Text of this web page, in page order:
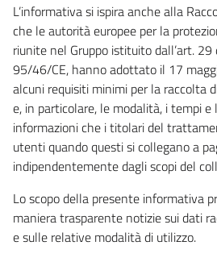
L’informativa si ispira anche alla
che le autorità europee per la
riunite nel Gruppo istituito dall’art.
95/46/CE, hanno adottato il 17
alcuni requisiti minimi per la raccolta
e, in particolare, le modalità, i tempi
informazioni che i titolari del
utenti quando questi si collegano a
indipendentemente dagli scopi del
Lo scopo della presente informativa
maniera trasparente notizie sui dati
e sulle relative modalità di utilizzo.